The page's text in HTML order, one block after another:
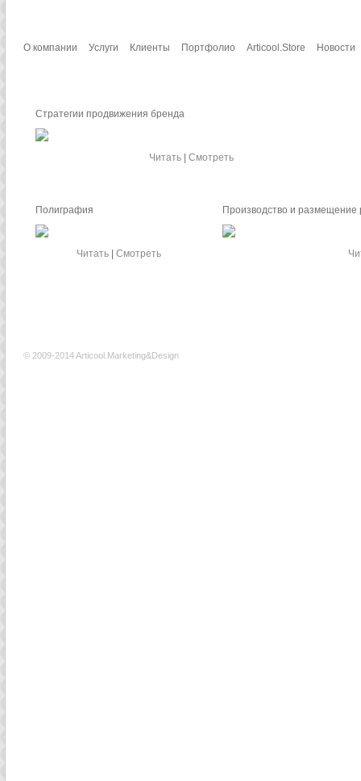
О компании Услуги Клиенты Портфолио Articool.Store Новости
Стратегии продвижения бренда
Читать| Смотреть
Полиграфия
Читать Смотреть
Производство и размещение
© 2009-2014 Articool.Marketing&Design